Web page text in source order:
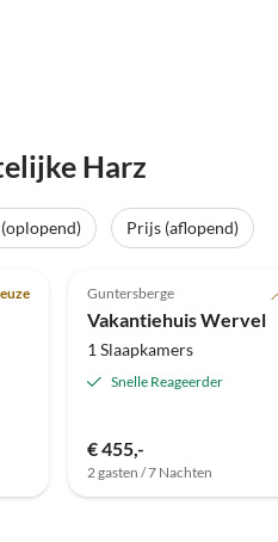
Harz
Prijs (aflopend)
Guntersberge
Vakantiehuis Wervel
1 Slaapkamers
Snelle Reageerder
€ 455,-
2 gasten / 7 Nachten